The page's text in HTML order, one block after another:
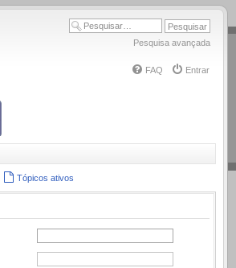
Pesquisa avançada
FAQ Entrar
Tópicos ativos